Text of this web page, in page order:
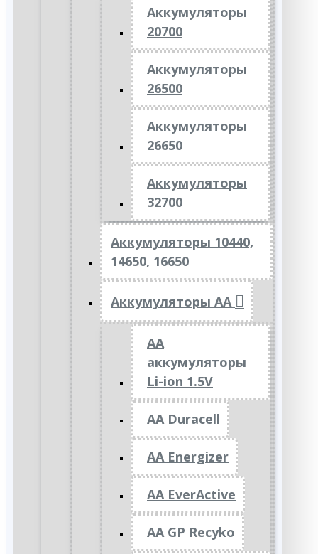
Аккумуляторы
20700
Аккумуляторы
26500
Аккумуляторы
26650
Аккумуляторы
32700
Аккумуляторы 10440,
14650, 16650
Аккумуляторы АА
AA
аккумуляторы
Li-ion 1.5V
AA Duracell
AA Energizer
AA EverActive
AA GP Recyko